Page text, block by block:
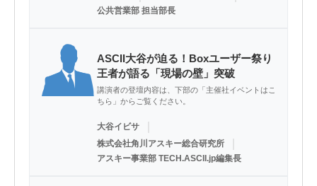
公共営業部 担当部長
ASCII大谷が迫る！Boxユーザー祭り
王者が語る「現場の壁」突破
講演者の登壇内容は、下部の「主催社イベントはこ
ちら」からご覧ください。
大谷イビサ
株式会社角川アスキー総合研究所
アスキー事業部 TECH.ASCII.jp編集長